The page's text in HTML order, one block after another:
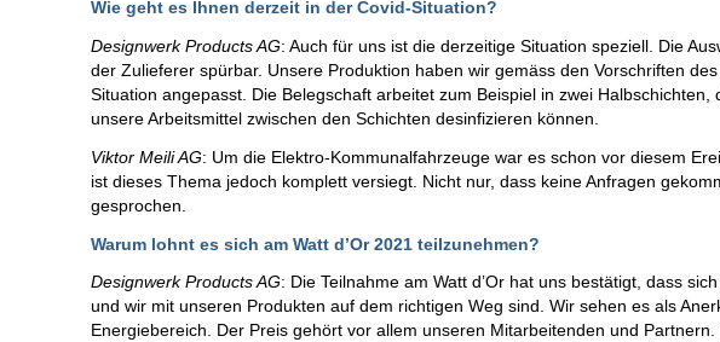
Wie geht es Ihnen derzeit in der Covid-Situation?
Designwerk Products AG: Auch für uns ist die derzeitige Situation speziell. Die
der Zulieferer spürbar. Unsere Produktion haben wir gemäss den Vorschriften
Situation angepasst. Die Belegschaft arbeitet zum Beispiel in zwei
unsere Arbeitsmittel zwischen den Schichten desinfizieren können.
Viktor Meili AG: Um die Elektro-Kommunalfahrzeuge war es schon vor diesem
ist dieses Thema jedoch komplett versiegt. Nicht nur, dass keine Anfragen
gesprochen.
Warum lohnt es sich am Watt d’Or 2021 teilzunehmen?
Designwerk Products AG: Die Teilnahme am Watt d’Or hat uns bestätigt, dass
und wir mit unseren Produkten auf dem richtigen Weg sind. Wir sehen es als
Energiebereich. Der Preis gehört vor allem unseren Mitarbeitenden und